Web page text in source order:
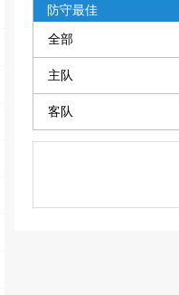
防守最佳
全部
主队
客队